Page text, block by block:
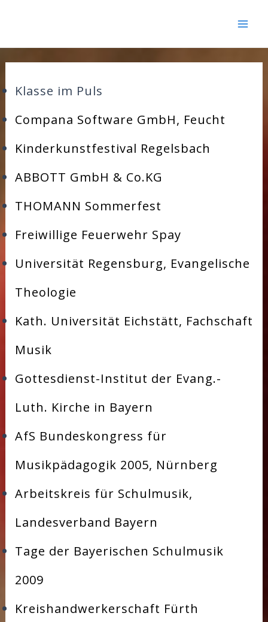
Klasse im Puls
Compana Software GmbH, Feucht
Kinderkunstfestival Regelsbach
ABBOTT GmbH & Co.KG
THOMANN Sommerfest
Freiwillige Feuerwehr Spay
Universität Regensburg, Evangelische
Theologie
Kath. Universität Eichstätt, Fachschaft
Musik
Gottesdienst-Institut der Evang.-
Luth. Kirche in Bayern
AfS Bundeskongress für
Musikpädagogik 2005, Nürnberg
Arbeitskreis für Schulmusik,
Landesverband Bayern
Tage der Bayerischen Schulmusik
2009
Kreishandwerkerschaft Fürth